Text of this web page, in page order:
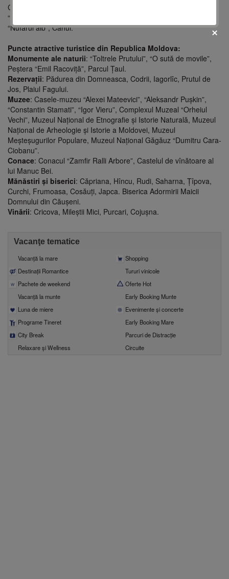
Cele mai bune premise în acest sens le au:
“Codru”, Hîrjauca, Călăraşi, “Bucuria-sind”, Vadul lui Vodă şi
“Nufărul alb”, Cahul.
Puncte atractive turistice din Republica Moldova:
Monumente ale naturii: “Toltrele Prutului”, “O sută de movile”,
Peştera “Emil Racoviţă”, Parcul Ţaul.
Rezervaţii: Pădurea din Domneasca, Codrii, Iagorlîc, Prutul de
Jos, Plaiul Fagului.
Muzee: Casele-muzeu “Alexei Mateevici”, “Aleksandr Puşkin”,
“Constantin Stamati”, “Igor Vieru”, Complexul Muzeal “Orheiul
Vechi”, Muzeul Naţional de Etnografie şi Istorie Naturală, Muzeul
Naţional de Arheologie şi Istorie a Moldovei, Muzeul
Meşteşugurilor Populare, Muzeul Naţional Găgăuz “Dumitru Cara-
Ciobanu”.
Conace: Conacul “Zamfir Ralli Arbore”, Castelul de vînătoare al
lui Manuc Bei.
Mănăstiri şi biserici: Căpriana, Hîncu, Rudi, Saharna, Ţîpova,
Curchi, Frumoasa, Cosăuţi, Japca. Biserica Adormirii Maicii
Domnului din Căuşeni.
Vinării: Cricova, Mileştii Mici, Purcari, Cojuşna.
Vacanţe tematice
Vacanţă la mare
Shopping
Destinații Romantice
Tururi vinicole
Pachete de weekend
Oferte Hot
Vacanță la munte
Early Booking Munte
Luna de miere
Evenimente şi concerte
Programe Tineret
Early Booking Mare
City Break
Parcuri de Distracție
Relaxare și Wellness
Circuite
fii prietenul nostru pe facebook
Află primul cele mai noi oferte